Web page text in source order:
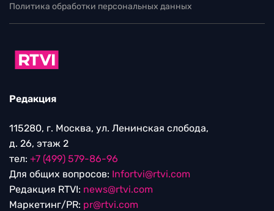
Политика обработки персональных данных
Редакция
115280, г. Москва, ул. Ленинская слобода,
д. 26, этаж 2
тел: +7 (499) 579-86-96
Для общих вопросов: Infortvi@rtvi.com
Редакция RTVI: news@rtvi.com
Маркетинг/PR: pr@rtvi.com